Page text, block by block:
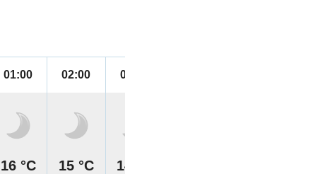
01:00
16 °C
02:00
15 °C
03:00
14 °C